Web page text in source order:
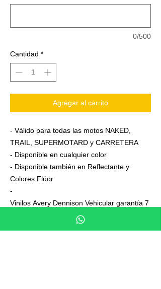
0/500
Cantidad *
Agregar al carrito
- Válido para todas las motos NAKED,
TRAIL, SUPERMOTARD y CARRETERA
- Disponible en cualquier color
- Disponible también en Reflectante y
Colores Flúor
-
Vinilos Avery Dennison Vehicular garantía 7